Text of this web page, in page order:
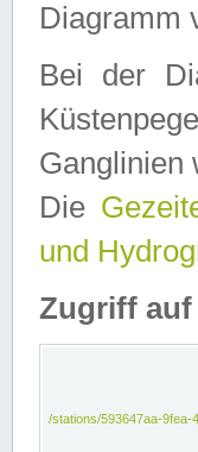
Diagramm
Bei der
Ganglinien
Die
und
Zugriff auf
/stations/593647aa-9fea-